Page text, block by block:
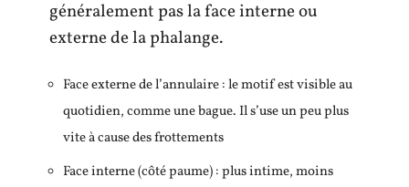
généralement pas la face interne ou
externe de la phalange.
Face externe de l’annulaire : le motif est visible au
quotidien, comme une bague. Il s’use un peu plus
vite à cause des frottements
Face interne (côté paume) : plus intime, moins